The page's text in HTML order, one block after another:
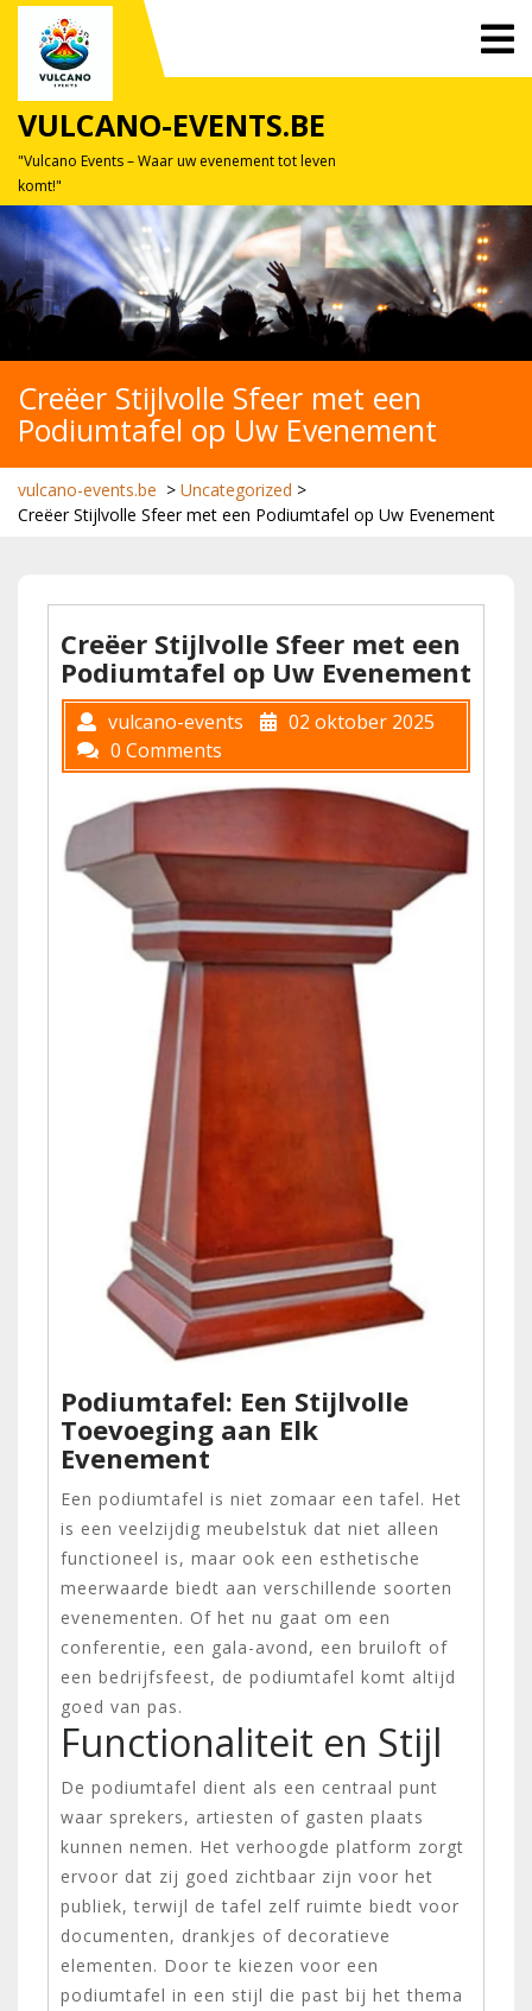
Skip
content
VULCANO-EVENTS.BE
"Vulcano Events – Waar uw evenement tot leven
komt!"
Creëer Stijlvolle Sfeer met een
Podiumtafel op Uw Evenement
vulcano-events.be > Uncategorized >
Creëer Stijlvolle Sfeer met een Podiumtafel op Uw Evenement
Creëer Stijlvolle Sfeer met een
Podiumtafel op Uw Evenement
vulcano-events
02 oktober 2025
0 Comments
Podiumtafel: Een Stijlvolle
Toevoeging aan Elk
Evenement
Een podiumtafel is niet zomaar een tafel. Het
is een veelzijdig meubelstuk dat niet alleen
functioneel is, maar ook een esthetische
meerwaarde biedt aan verschillende soorten
evenementen. Of het nu gaat om een
conferentie, een gala-avond, een bruiloft of
een bedrijfsfeest, de podiumtafel komt altijd
goed van pas.
Functionaliteit en Stijl
De podiumtafel dient als een centraal punt
waar sprekers, artiesten of gasten plaats
kunnen nemen. Het verhoogde platform zorgt
ervoor dat zij goed zichtbaar zijn voor het
publiek, terwijl de tafel zelf ruimte biedt voor
documenten, drankjes of decoratieve
elementen. Door te kiezen voor een
podiumtafel in een stijl die past bij het thema